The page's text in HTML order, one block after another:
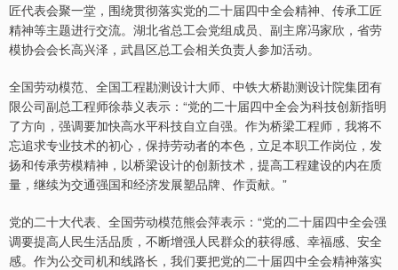
匠代表会聚一堂，围绕贯彻落实党的二十届四中全会精神、传承工匠
精神等主题进行交流。湖北省总工会党组成员、副主席冯家欣，省劳
模协会会长高兴泽，武昌区总工会相关负责人参加活动。
全国劳动模范、全国工程勘测设计大师、中铁大桥勘测设计院集团有
限公司副总工程师徐恭义表示：“党的二十届四中全会为科技创新指明
了方向，强调要加快高水平科技自立自强。作为桥梁工程师，我将不
忘追求专业技术的初心，保持劳动者的本色，立足本职工作岗位，发
扬和传承劳模精神，以桥梁设计的创新技术，提高工程建设的内在质
量，继续为交通强国和经济发展塑品牌、作贡献。”
党的二十大代表、全国劳动模范熊会萍表示：“党的二十届四中全会强
调要提高人民生活品质，不断增强人民群众的获得感、幸福感、安全
感。作为公交司机和线路长，我们要把党的二十届四中全会精神落实